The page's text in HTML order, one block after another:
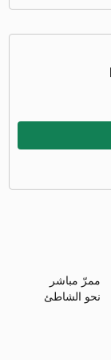
ممرّ مباشر
نحو الشاطئ